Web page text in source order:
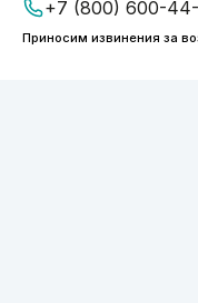
+7 (800) 600-
Приносим извинения за